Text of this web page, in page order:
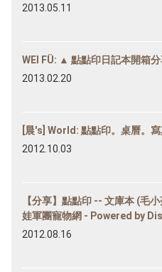
2013.05.11
WEI FÜ: ▲ 點點印日記本開箱
2013.02.20
[晨's] World: 點點印。桌曆。
2012.10.03
【分享】點點印 -- 文庫本 (毛
娃軍團寵物網 - Powered by
2012.08.16